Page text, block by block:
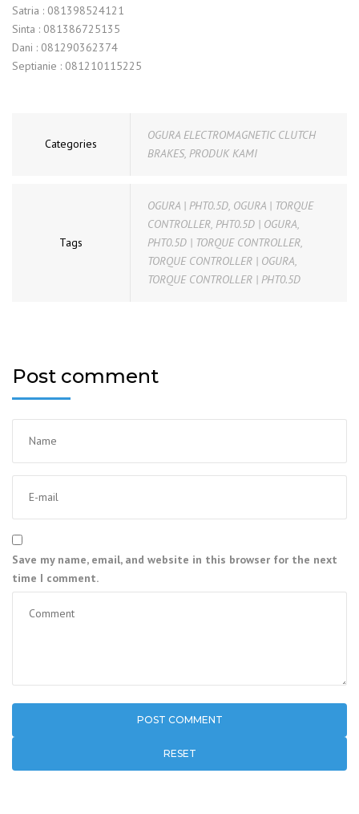
Satria : 081398524121
Sinta : 081386725135
Dani : 081290362374
Septianie : 081210115225
Categories
OGURA ELECTROMAGNETIC CLUTCH
BRAKES, PRODUK KAMI
Tags
OGURA | PHT0.5D, OGURA | TORQUE
CONTROLLER, PHT0.5D | OGURA,
PHT0.5D | TORQUE CONTROLLER,
TORQUE CONTROLLER | OGURA,
TORQUE CONTROLLER | PHT0.5D
Post comment
Save my name, email, and website in this browser for the next
time I comment.
RESET